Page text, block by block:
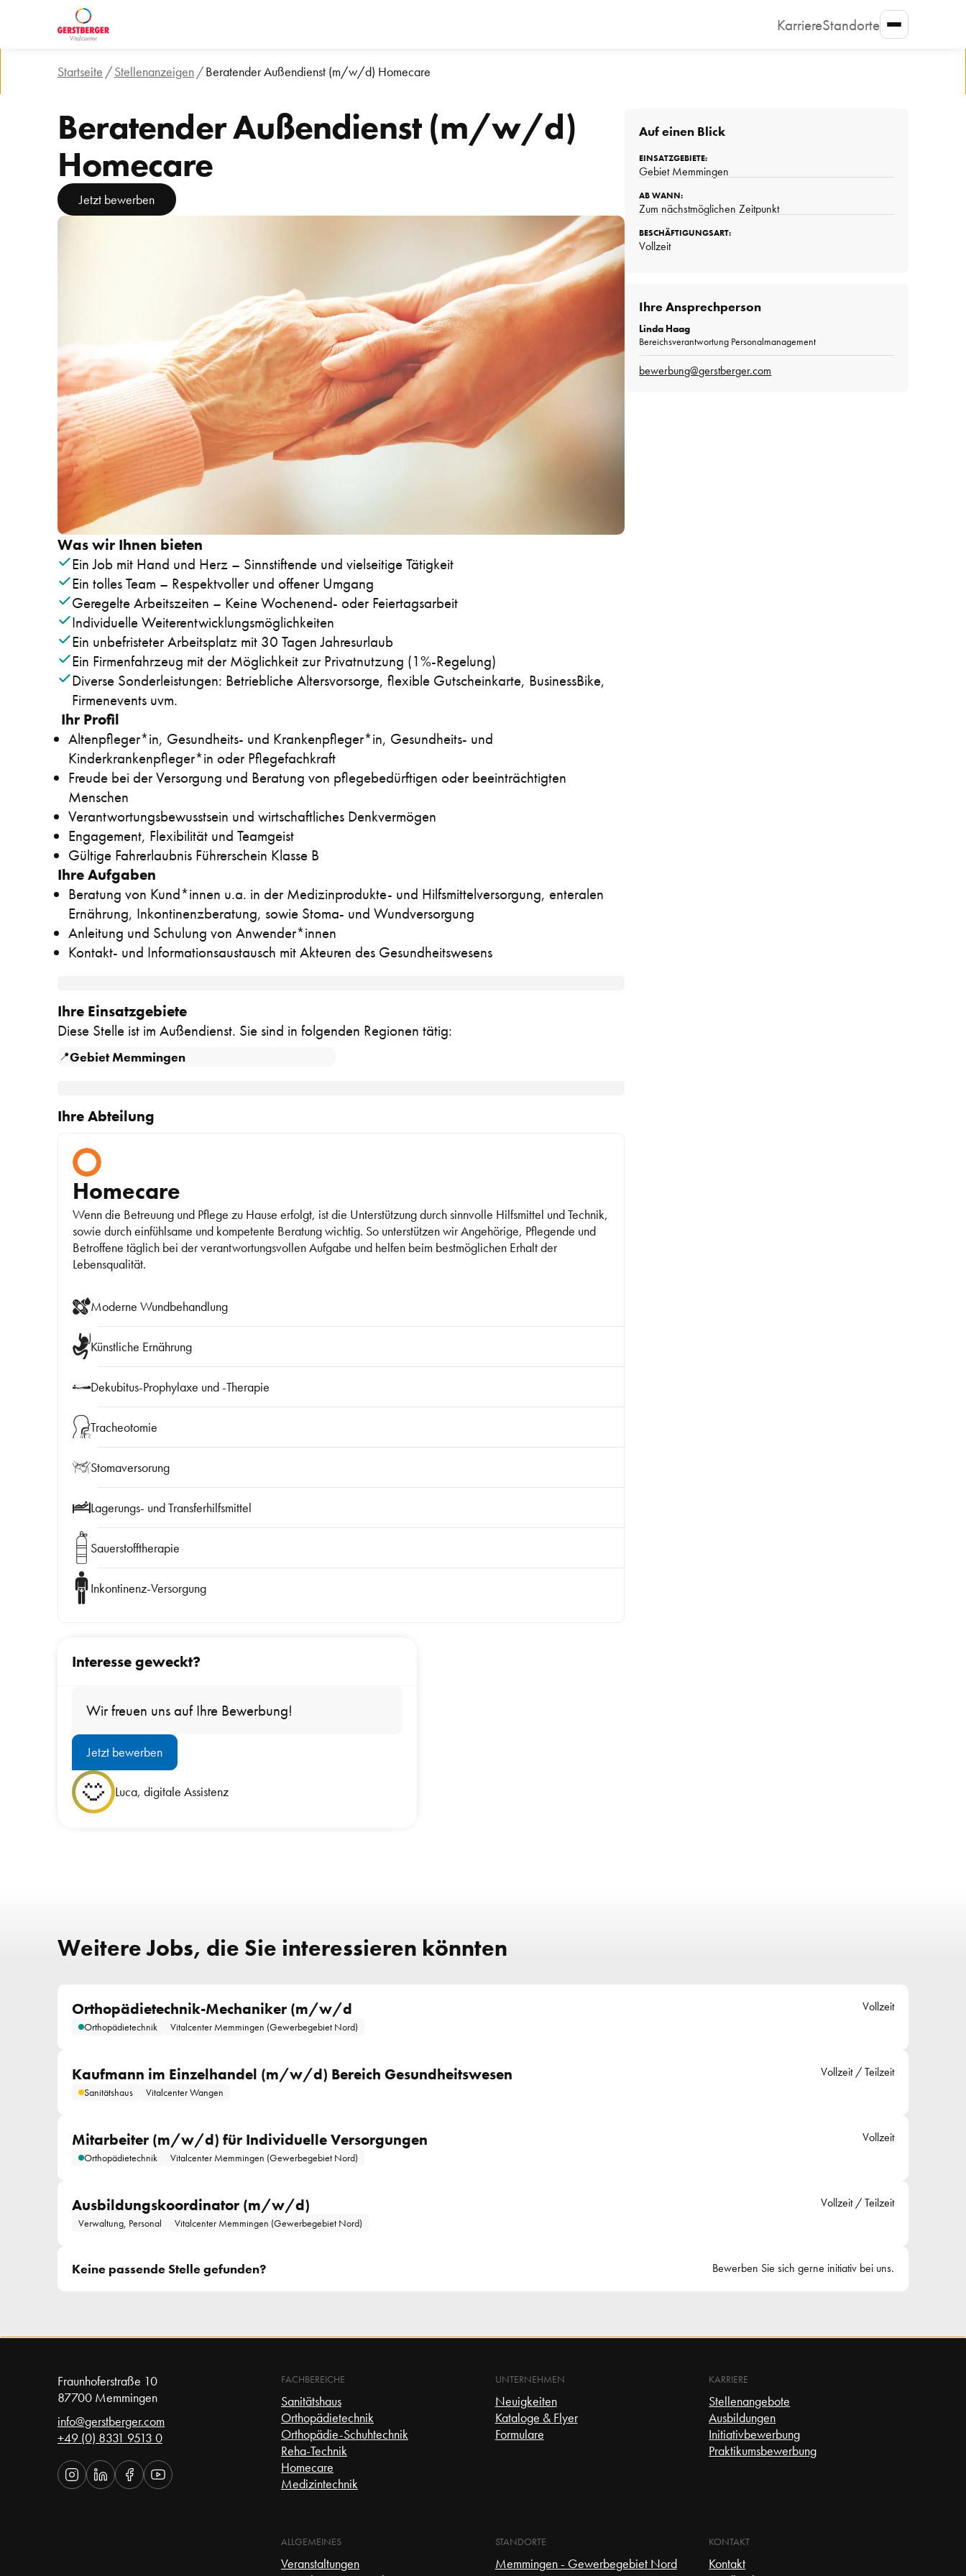
KarriereStandorte
Startseite /Stellenanzeigen /Beratender Außendienst (m/w/d) Homecare
Beratender Außendienst (m/w/d)
Homecare
Jetzt bewerben
Was wir Ihnen bieten
Ein Job mit Hand und Herz – Sinnstiftende und vielseitige Tätigkeit
Ein tolles Team – Respektvoller und offener Umgang
Geregelte Arbeitszeiten – Keine Wochenend- oder Feiertagsarbeit
Individuelle Weiterentwicklungsmöglichkeiten
Ein unbefristeter Arbeitsplatz mit 30 Tagen Jahresurlaub
Ein Firmenfahrzeug mit der Möglichkeit zur Privatnutzung (1%-Regelung)
Diverse Sonderleistungen: Betriebliche Altersvorsorge, flexible Gutscheinkarte, BusinessBike,
Firmenevents uvm.
Ihr Profil
Altenpfleger*in, Gesundheits- und Krankenpfleger*in, Gesundheits- und
Kinderkrankenpfleger*in oder Pflegefachkraft
Freude bei der Versorgung und Beratung von pflegebedürftigen oder beeinträchtigten
Menschen
Verantwortungsbewusstsein und wirtschaftliches Denkvermögen
Engagement, Flexibilität und Teamgeist
Gültige Fahrerlaubnis Führerschein Klasse B
Ihre Aufgaben
Beratung von Kund*innen u.a. in der Medizinprodukte- und Hilfsmittelversorgung, enteralen
Ernährung, Inkontinenzberatung, sowie Stoma- und Wundversorgung
Anleitung und Schulung von Anwender*innen
Kontakt- und Informationsaustausch mit Akteuren des Gesundheitswesens
Ihre Einsatzgebiete
Diese Stelle ist im Außendienst. Sie sind in folgenden Regionen tätig:
📍Gebiet Memmingen
Ihre Abteilung
Homecare
Wenn die Betreuung und Pflege zu Hause erfolgt, ist die Unterstützung durch sinnvolle Hilfsmittel und Technik,
sowie durch einfühlsame und kompetente Beratung wichtig. So unterstützen wir Angehörige, Pflegende und
Betroffene täglich bei der verantwortungsvollen Aufgabe und helfen beim bestmöglichen Erhalt der
Lebensqualität.
Moderne Wundbehandlung
Künstliche Ernährung
Dekubitus-Prophylaxe und -Therapie
Tracheotomie
Stomaversorung
Lagerungs- und Transferhilfsmittel
Sauerstofftherapie
Inkontinenz-Versorgung
Interesse geweckt?
Wir freuen uns auf Ihre Bewerbung!
Jetzt bewerben
Luca, digitale Assistenz
Auf einen Blick
EINSATZGEBIETE:
Gebiet Memmingen
AB WANN:
Zum nächstmöglichen Zeitpunkt
BESCHÄFTIGUNGSART:
Vollzeit
Ihre Ansprechperson
Linda Haag
Bereichsverantwortung Personalmanagement
bewerbung@gerstberger.com
Weitere Jobs, die Sie interessieren könnten
Orthopädietechnik-Mechaniker (m/w/d Vollzeit
Orthopädietechnik Vitalcenter Memmingen (Gewerbegebiet Nord)
Kaufmann im Einzelhandel (m/w/d) Bereich Gesundheitswesen Vollzeit / Teilzeit
Sanitätshaus Vitalcenter Wangen
Mitarbeiter (m/w/d) für Individuelle Versorgungen Vollzeit
Orthopädietechnik Vitalcenter Memmingen (Gewerbegebiet Nord)
Ausbildungskoordinator (m/w/d) Vollzeit / Teilzeit
Verwaltung, Personal Vitalcenter Memmingen (Gewerbegebiet Nord)
Keine passende Stelle gefunden? Bewerben Sie sich gerne initiativ bei uns.
Fraunhoferstraße 10
87700 Memmingen
info@gerstberger.com
+49 (0) 8331 9513 0
FACHBEREICHE
Sanitätshaus
Orthopädietechnik
Orthopädie-Schuhtechnik
Reha-Technik
Homecare
Medizintechnik
UNTERNEHMEN
Neuigkeiten
Kataloge & Flyer
Formulare
KARRIERE
Stellenangebote
Ausbildungen
Initiativbewerbung
Praktikumsbewerbung
ALLGEMEINES
Veranstaltungen
STANDORTE
Memmingen - Gewerbegebiet Nord
KONTAKT
Kontakt